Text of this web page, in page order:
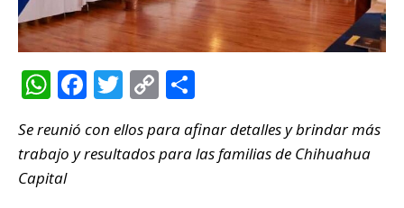
W
at
s
F
c
e
T
it
te
C
p
y
o
m
p
Se reunió con ellos para afinar detalles y brindar más
trabajo y resultados para las familias de Chihuahua
Capital